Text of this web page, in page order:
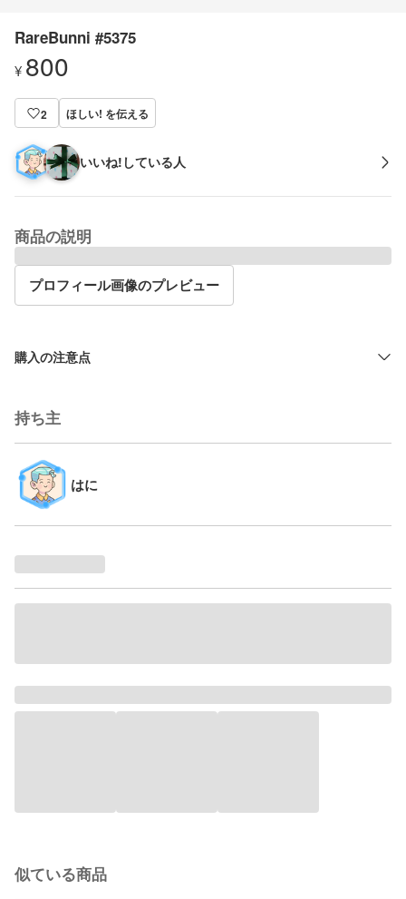
RareBunni #5375
¥ 800
2 ほしい! を伝える
いいね!している人
商品の説明
プロフィール画像のプレビュー
購入の注意点
持ち主
はに
似ている商品